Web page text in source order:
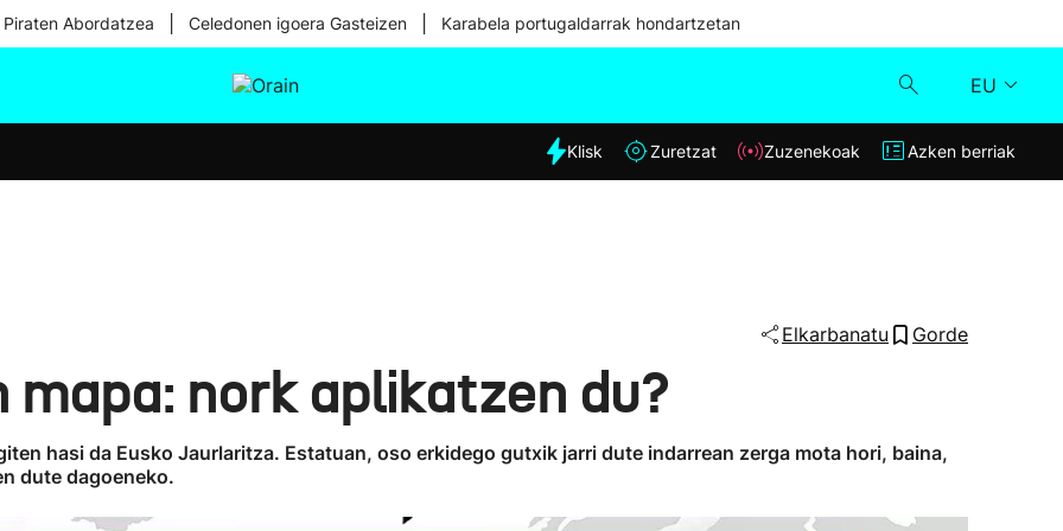
Abordatzea Celedonen igoera Gasteizen Karabela portugaldarrak hondartzetan
EU
Eguraldia
Klisk
Klisk Zuretzat Zuzenekoak Azken berriak
Elkarbanatu Gorde
nork aplikatzen du?
hasi da Eusko Jaurlaritza. Estatuan, oso erkidego gutxik jarri dute indarrean zerga mota hori, baina,
dute dagoeneko.